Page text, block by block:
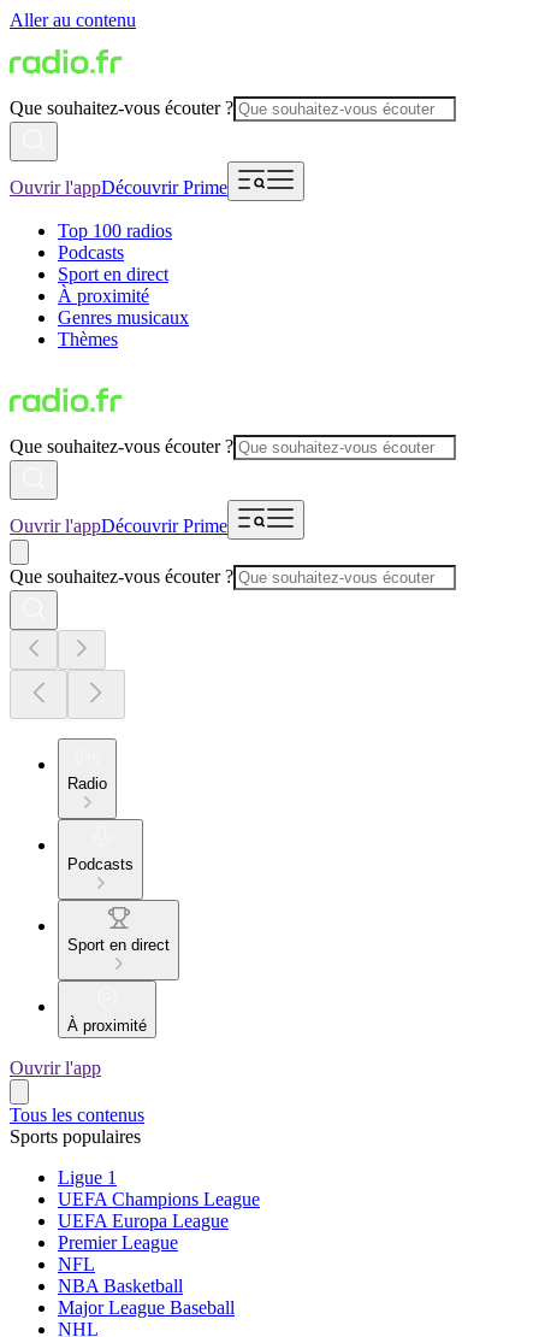
Aller au contenu
Que souhaitez-vous écouter ?
Ouvrir l'appDécouvrir Prime
Top 100 radios
Podcasts
Sport en direct
À proximité
Genres musicaux
Thèmes
Que souhaitez-vous écouter ?
Ouvrir l'appDécouvrir Prime
Que souhaitez-vous écouter ?
Radio
Podcasts
Sport en direct
À proximité
Ouvrir l'app
Tous les contenus
Sports populaires
Ligue 1
UEFA Champions League
UEFA Europa League
Premier League
NFL
NBA Basketball
Major League Baseball
NHL